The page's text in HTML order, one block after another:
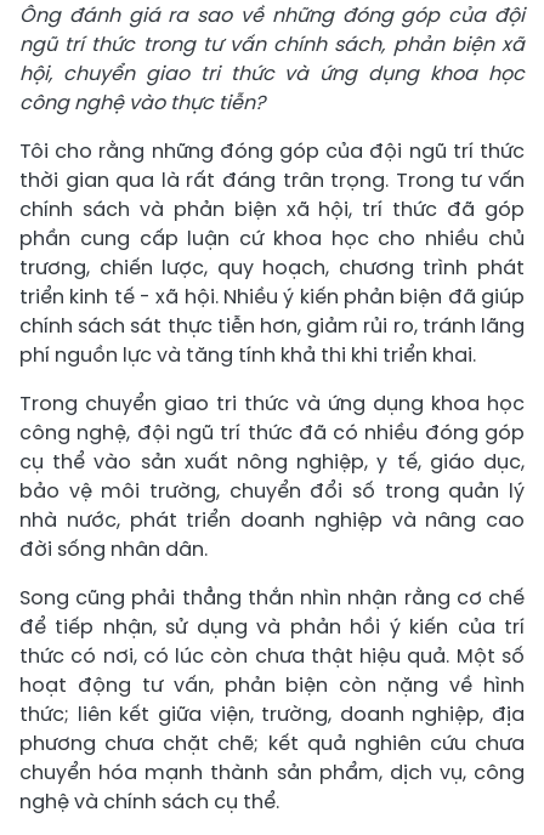
Ông đánh giá ra sao về những đóng góp của đội
ngũ trí thức trong tư vấn chính sách, phản biện xã
hội, chuyển giao tri thức và ứng dụng khoa học
công nghệ vào thực tiễn?
Tôi cho rằng những đóng góp của đội ngũ trí thức
thời gian qua là rất đáng trân trọng. Trong tư vấn
chính sách và phản biện xã hội, trí thức đã góp
phần cung cấp luận cứ khoa học cho nhiều chủ
trương, chiến lược, quy hoạch, chương trình phát
triển kinh tế - xã hội. Nhiều ý kiến phản biện đã giúp
chính sách sát thực tiễn hơn, giảm rủi ro, tránh lãng
phí nguồn lực và tăng tính khả thi khi triển khai.
Trong chuyển giao tri thức và ứng dụng khoa học
công nghệ, đội ngũ trí thức đã có nhiều đóng góp
cụ thể vào sản xuất nông nghiệp, y tế, giáo dục,
bảo vệ môi trường, chuyển đổi số trong quản lý
nhà nước, phát triển doanh nghiệp và nâng cao
đời sống nhân dân.
Song cũng phải thẳng thắn nhìn nhận rằng cơ chế
để tiếp nhận, sử dụng và phản hồi ý kiến của trí
thức có nơi, có lúc còn chưa thật hiệu quả. Một số
hoạt động tư vấn, phản biện còn nặng về hình
thức; liên kết giữa viện, trường, doanh nghiệp, địa
phương chưa chặt chẽ; kết quả nghiên cứu chưa
chuyển hóa mạnh thành sản phẩm, dịch vụ, công
nghệ và chính sách cụ thể.